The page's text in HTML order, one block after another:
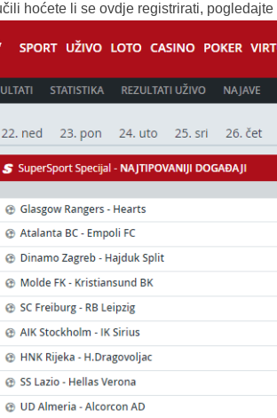
hoćete li se ovdje registrirati,